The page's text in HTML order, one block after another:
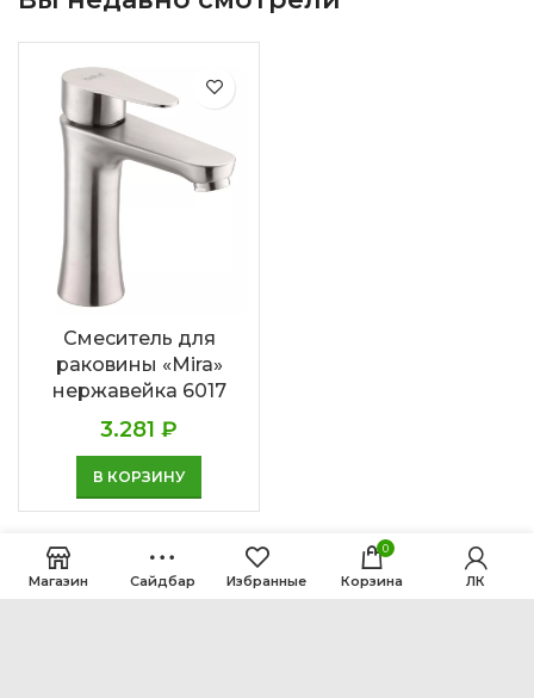
Смеситель для
раковины «Mira»
нержавейка 6017
3.281 ₽
В КОРЗИНУ
Магазин Сайдбар Избранные
0
Корзина ЛК